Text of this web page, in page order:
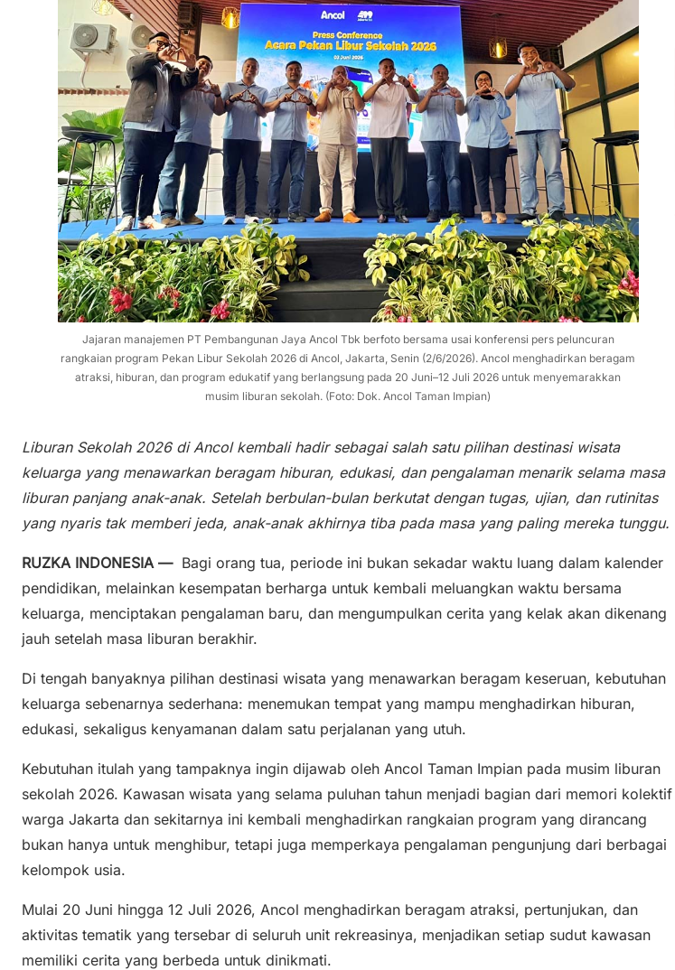
Jajaran manajemen PT Pembangunan Jaya Ancol Tbk berfoto bersama usai konferensi pers peluncuran
rangkaian program Pekan Libur Sekolah 2026 di Ancol, Jakarta, Senin (2/6/2026). Ancol menghadirkan beragam
atraksi, hiburan, dan program edukatif yang berlangsung pada 20 Juni–12 Juli 2026 untuk menyemarakkan
musim liburan sekolah. (Foto: Dok. Ancol Taman Impian)
Liburan Sekolah 2026 di Ancol kembali hadir sebagai salah satu pilihan destinasi wisata
keluarga yang menawarkan beragam hiburan, edukasi, dan pengalaman menarik selama masa
liburan panjang anak-anak. Setelah berbulan-bulan berkutat dengan tugas, ujian, dan rutinitas
yang nyaris tak memberi jeda, anak-anak akhirnya tiba pada masa yang paling mereka tunggu.
RUZKA INDONESIA —Bagi orang tua, periode ini bukan sekadar waktu luang dalam kalender
pendidikan, melainkan kesempatan berharga untuk kembali meluangkan waktu bersama
keluarga, menciptakan pengalaman baru, dan mengumpulkan cerita yang kelak akan dikenang
jauh setelah masa liburan berakhir.
Di tengah banyaknya pilihan destinasi wisata yang menawarkan beragam keseruan, kebutuhan
keluarga sebenarnya sederhana: menemukan tempat yang mampu menghadirkan hiburan,
edukasi, sekaligus kenyamanan dalam satu perjalanan yang utuh.
Kebutuhan itulah yang tampaknya ingin dijawab oleh Ancol Taman Impian pada musim liburan
sekolah 2026. Kawasan wisata yang selama puluhan tahun menjadi bagian dari memori kolektif
warga Jakarta dan sekitarnya ini kembali menghadirkan rangkaian program yang dirancang
bukan hanya untuk menghibur, tetapi juga memperkaya pengalaman pengunjung dari berbagai
kelompok usia.
Mulai 20 Juni hingga 12 Juli 2026, Ancol menghadirkan beragam atraksi, pertunjukan, dan
aktivitas tematik yang tersebar di seluruh unit rekreasinya, menjadikan setiap sudut kawasan
memiliki cerita yang berbeda untuk dinikmati.